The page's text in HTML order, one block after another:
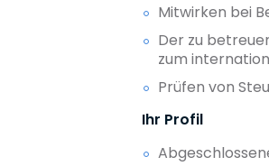
Mitwirken bei
Der zu
zum
Prüfen von
Ihr Profil